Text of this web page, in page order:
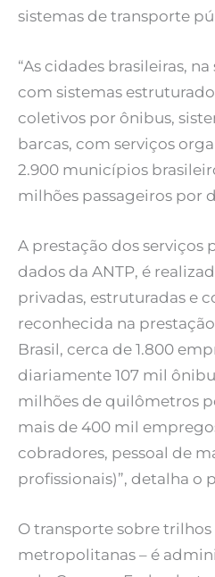
sistemas de transporte
“As cidades brasileiras,
com sistemas
coletivos por ônibus,
barcas, com serviços
2.900 municípios
milhões passageiros por
A prestação dos serviços
dados da ANTP, é
privadas, estruturadas e
reconhecida na prestação
Brasil, cerca de 1.800
diariamente 107 mil
milhões de quilômetros
mais de 400 mil
cobradores, pessoal de
profissionais)”, detalha o
O transporte sobre
metropolitanas – é